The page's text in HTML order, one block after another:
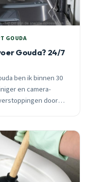
GOUDA
Gouda? 24/7
ben ik binnen 30
en camera-
door